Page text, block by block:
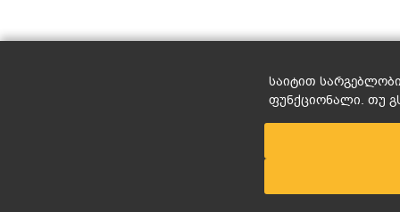
საიტით
ფუნქციონალი. თუ